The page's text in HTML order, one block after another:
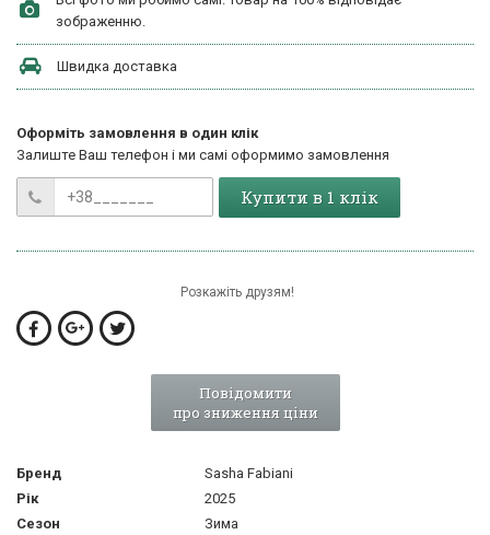
зображенню.
Швидка доставка
Оформіть замовлення в один клік
Залиште Ваш телефон і ми самі оформимо замовлення
Купити в 1 клік
Розкажіть друзям!
Повідомити
про зниження ціни
Бренд
Sasha Fabiani
Рік
2025
Сезон
Зима